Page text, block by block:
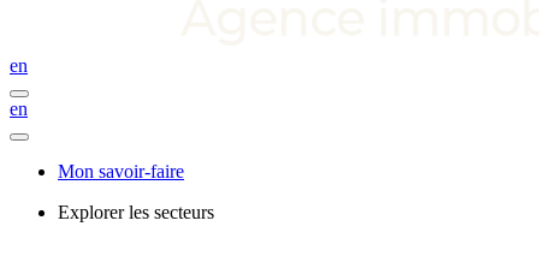
en
en
Mon savoir-faire
Explorer les secteurs